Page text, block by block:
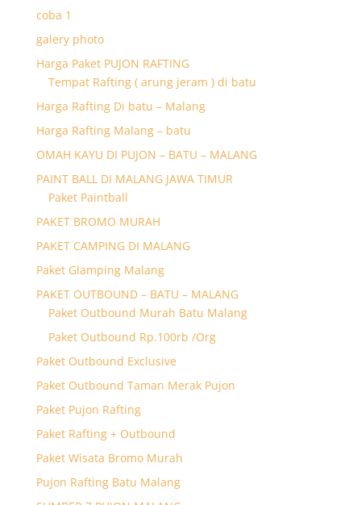
coba 1
galery photo
Harga Paket PUJON RAFTING
Tempat Rafting ( arung jeram ) di batu
Harga Rafting Di batu – Malang
Harga Rafting Malang – batu
OMAH KAYU DI PUJON – BATU – MALANG
PAINT BALL DI MALANG JAWA TIMUR
Paket Paintball
PAKET BROMO MURAH
PAKET CAMPING DI MALANG
Paket Glamping Malang
PAKET OUTBOUND – BATU – MALANG
Paket Outbound Murah Batu Malang
Paket Outbound Rp.100rb /Org
Paket Outbound Exclusive
Paket Outbound Taman Merak Pujon
Paket Pujon Rafting
Paket Rafting + Outbound
Paket Wisata Bromo Murah
Pujon Rafting Batu Malang